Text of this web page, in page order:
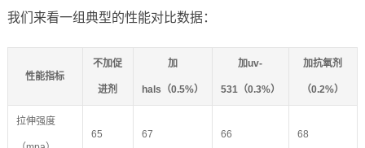
我们来看一组典型的性能对比数据：
性能指标
不加促
进剂
加
hals（0.5%）
加uv-
531（0.3%）
加抗氧剂
（0.2%）
拉伸强度
65 67 66 68